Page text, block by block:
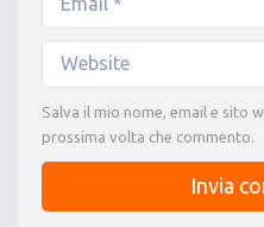
Salva il mio nome, email e sito
prossima volta che commento.